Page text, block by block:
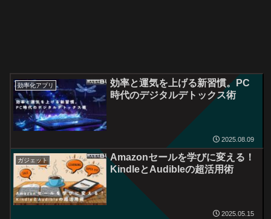
効率化アプリ
効率と運気を上げる新習慣。PC
時代のデジタルデトックス術
2025.08.09
ガジェット
Amazonセールを学びに変える！
KindleとAudibleの超活用術
2025.05.15